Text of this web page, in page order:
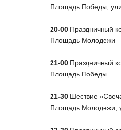
Площадь Победы,
20-00 Праздничный
Площадь Молодежи
21-00 Праздничный
Площадь Победы
21-30 Шествие
Площадь Молодежи,